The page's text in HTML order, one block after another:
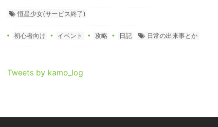
恒星少女(サービス終了)
初心者向け イベント 攻略 日記 日常の出来事とか
Tweets by kamo_log